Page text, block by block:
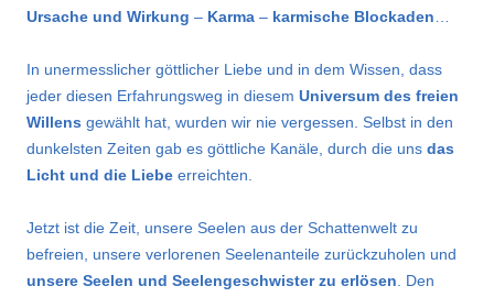
Ursache und Wirkung – Karma – karmische Blockaden
In unermesslicher göttlicher Liebe und in dem Wissen, dass
jeder diesen Erfahrungsweg in diesem Universum des freien
Willens gewählt hat, wurden wir nie vergessen. Selbst in den
dunkelsten Zeiten gab es göttliche Kanäle, durch die uns das
Licht und die Liebe erreichten.
Jetzt ist die Zeit, unsere Seelen aus der Schattenwelt zu
befreien, unsere verlorenen Seelenanteile zurückzuholen und
unsere Seelen und Seelengeschwister zu erlösen . Den